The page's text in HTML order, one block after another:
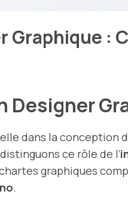
Graphique :
Designer
dans la conception
ce rôle de l’
graphiques
.